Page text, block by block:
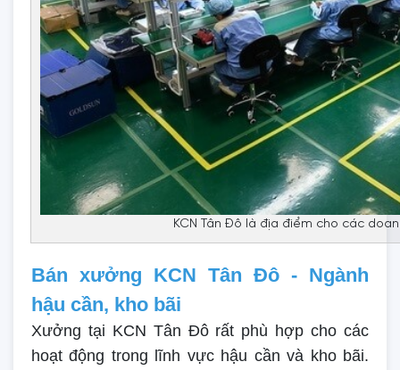
KCN Tân Đô là địa điểm cho các
Bán xưởng KCN Tân Đô - Ngành
hậu cần, kho bãi
Xưởng tại KCN Tân Đô rất phù hợp cho các
hoạt động trong lĩnh vực hậu cần và kho bãi.